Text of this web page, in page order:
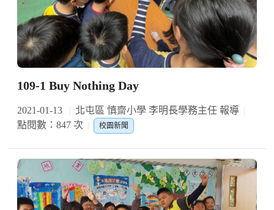
109-1 Buy Nothing Day
2021-01-13
北屯區 慎齋小學 李明長學務主任 報導
點閱數：847 次
校園新聞